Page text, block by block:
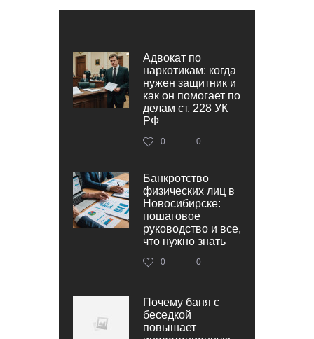
Адвокат по
наркотикам: когда
нужен защитник и
как он помогает по
делам ст. 228 УК
РФ
0 0
Банкротство
физических лиц в
Новосибирске:
пошаговое
руководство и все,
что нужно знать
0 0
Почему баня с
беседкой
повышает